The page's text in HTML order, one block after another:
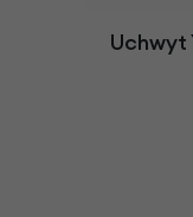
Uchwyt